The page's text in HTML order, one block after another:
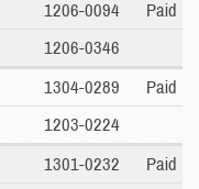
1206-0094
Paid
1206-0346
1304-0289
Paid
1203-0224
1301-0232
Paid